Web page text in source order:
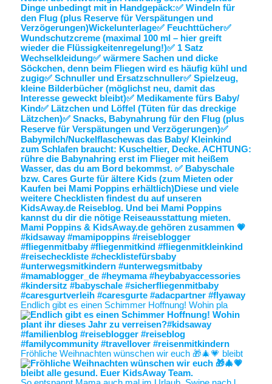
Endlich gibt es einen Schimmer Hoffnung! Wohin pla
Fröhliche Weihnachten wünschen wir euch 🎁🎄💗 bleibt